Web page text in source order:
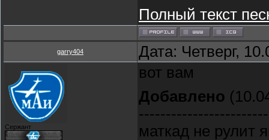
Полный текст
garry404 Дата: Четверг,
Сержант
вот вам
Добавлено
маткад не рулит